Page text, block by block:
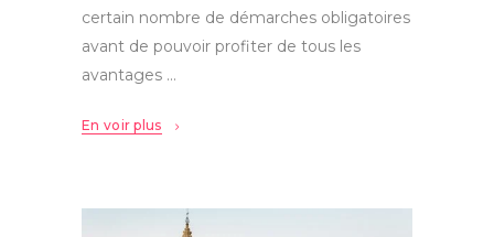
certain nombre de démarches obligatoires
avant de pouvoir profiter de tous les
avantages
En voir plus